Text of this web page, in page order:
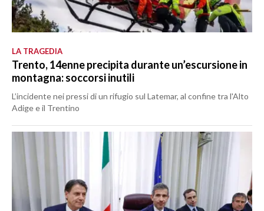
LA TRAGEDIA
Trento, 14enne precipita durante un’escursione in
montagna: soccorsi inutili
L’incidente nei pressi di un rifugio sul Latemar, al confine tra l'Alto
Adige e il Trentino